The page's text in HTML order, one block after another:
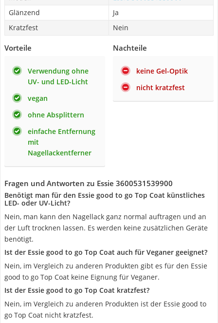
Glänzend
Ja
Kratzfest
Nein
Vorteile
Verwendung ohne
UV- und LED-Licht
vegan
ohne Absplittern
einfache Entfernung
mit
Nagellackentferner
Nachteile
keine Gel-Optik
nicht kratzfest
Fragen und Antworten zu Essie 3600531539900
Benötigt man für den Essie good to go Top Coat künstliches
LED- oder UV-Licht?
Nein, man kann den Nagellack ganz normal auftragen und an
der Luft trocknen lassen. Es werden keine zusätzlichen Geräte
benötigt.
Ist der Essie good to go Top Coat auch für Veganer geeignet?
Nein, im Vergleich zu anderen Produkten gibt es für den Essie
good to go Top Coat keine Eignung für Veganer.
Ist der Essie good to go Top Coat kratzfest?
Nein, im Vergleich zu anderen Produkten ist der Essie good to
go Top Coat nicht kratzfest.